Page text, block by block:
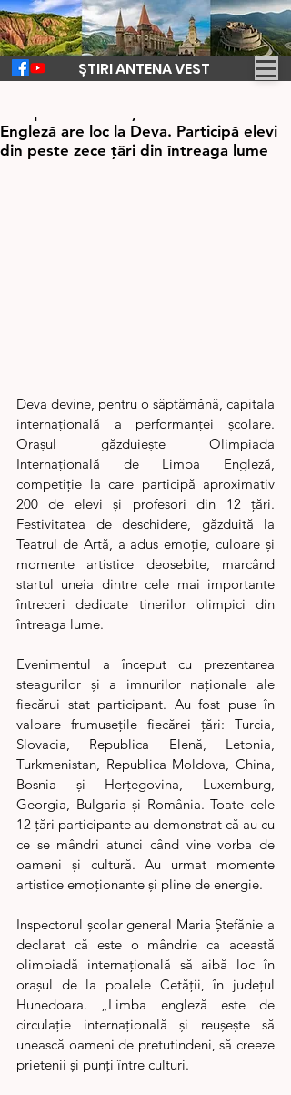
ȘTIRI ANTENA VEST
Engleză are loc la Deva. Participă elevi
din peste zece țări din întreaga lume
Deva devine, pentru o săptămână, capitala
internațională a performanței școlare.
Orașul găzduiește Olimpiada
Internațională de Limba Engleză,
competiție la care participă aproximativ
200 de elevi și profesori din 12 țări.
Festivitatea de deschidere, găzduită la
Teatrul de Artă, a adus emoție, culoare și
momente artistice deosebite, marcând
startul uneia dintre cele mai importante
întreceri dedicate tinerilor olimpici din
întreaga lume.
Evenimentul a început cu prezentarea
steagurilor și a imnurilor naționale ale
fiecărui stat participant. Au fost puse în
valoare frumusețile fiecărei țări: Turcia,
Slovacia, Republica Elenă, Letonia,
Turkmenistan, Republica Moldova, China,
Bosnia și Herțegovina, Luxemburg,
Georgia, Bulgaria și România. Toate cele
12 țări participante au demonstrat că au cu
ce se mândri atunci când vine vorba de
oameni și cultură. Au urmat momente
artistice emoționante și pline de energie.
Inspectorul școlar general Maria Ștefănie a
declarat că este o mândrie ca această
olimpiadă internațională să aibă loc în
orașul de la poalele Cetății, în județul
Hunedoara. „Limba engleză este de
circulație internațională și reușește să
unească oameni de pretutindeni, să creeze
prietenii și punți între culturi.